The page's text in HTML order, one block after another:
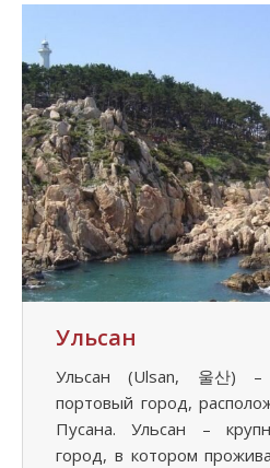
Ульсан
Ульсан (Ulsan, 울산)
портовый город,
Пусана. Ульсан –
город, в котором